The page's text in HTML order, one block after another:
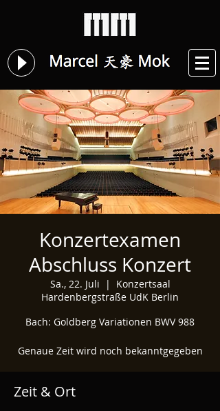
Konzertexamen
Abschluss Konzert
Sa., 22. Juli
  |
Konzertsaal
Hardenbergstraße UdK Berlin
Bach: Goldberg Variationen BWV 988
Genaue Zeit wird noch bekanntgegeben
Zeit & Ort